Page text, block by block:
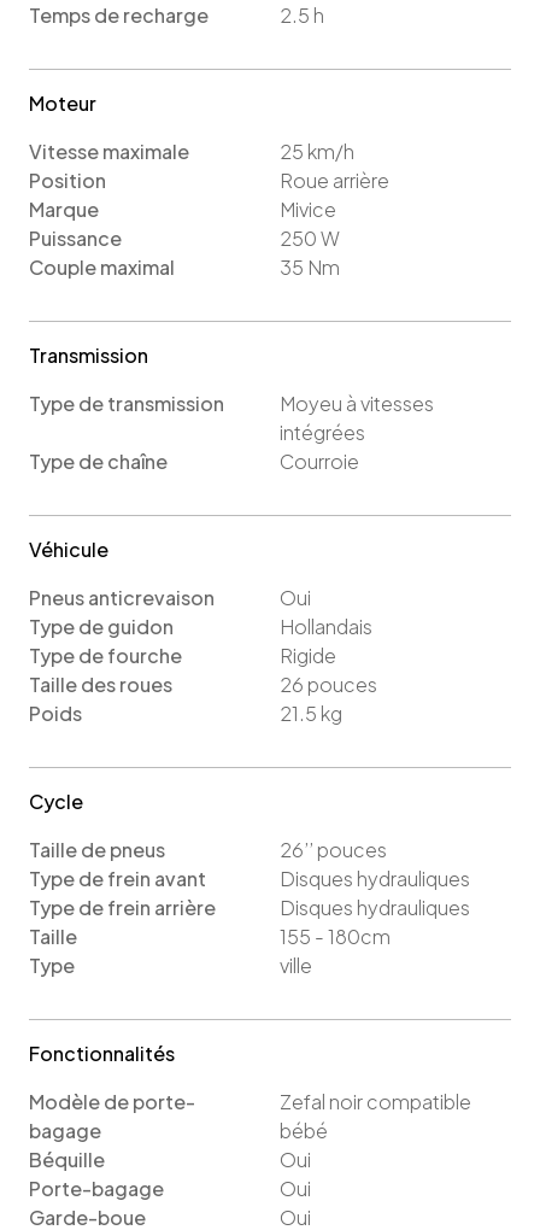
Temps de recharge
2.5 h
Moteur
Vitesse maximale
25 km/h
Position
Roue arrière
Marque
Mivice
Puissance
250W
Couple maximal
35 Nm
Transmission
Type de transmission
Moyeu à vitesses
intégrées
Type de chaîne
Courroie
Véhicule
Pneus anticrevaison
Oui
Type de guidon
Hollandais
Type de fourche
Rigide
Taille des roues
26 pouces
Poids
21.5 kg
Cycle
Taille de pneus
26’’ pouces
Type de frein avant
Disques hydrauliques
Type de frein arrière
Disques hydrauliques
Taille
155 - 180cm
Type
ville
Fonctionnalités
Modèle de porte-
bagage
Zefal noir compatible
bébé
Béquille
Oui
Porte-bagage
Oui
Garde-boue
Oui